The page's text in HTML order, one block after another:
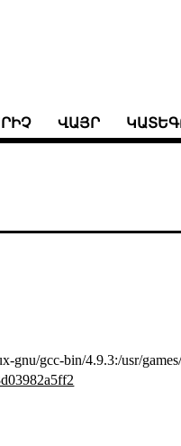
ՎԱՅՐ
gcc-bin/4.9.3:/usr/